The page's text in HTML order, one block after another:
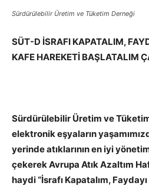
Sürdürülebilir Üretim ve Tüketim Derneği
SÜT-D İSRAFI KAPATALIM,
KAFE HAREKETİ BAŞLATALIM
Sürdürülebilir Üretim ve
elektronik eşyaların
yerinde atıklarının en iyi
çekerek Avrupa Atık Azaltım
haydi “İsrafı Kapatalım,